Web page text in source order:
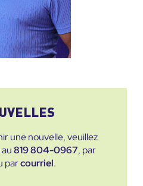
une nouvelle, veuillez
819 804-0967, par
parcourriel.